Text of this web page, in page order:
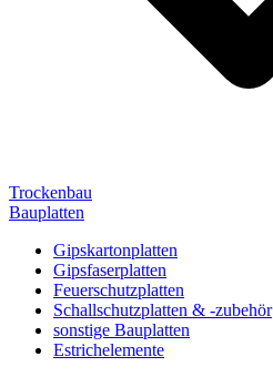
Trockenbau
Bauplatten
Gipskartonplatten
Gipsfaserplatten
Feuerschutzplatten
Schallschutzplatten & -zubehör
sonstige Bauplatten
Estrichelemente